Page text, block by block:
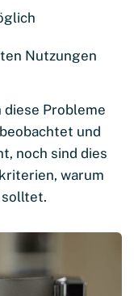
Nutzungen
diese Probleme
und
noch sind dies
warum
solltet.